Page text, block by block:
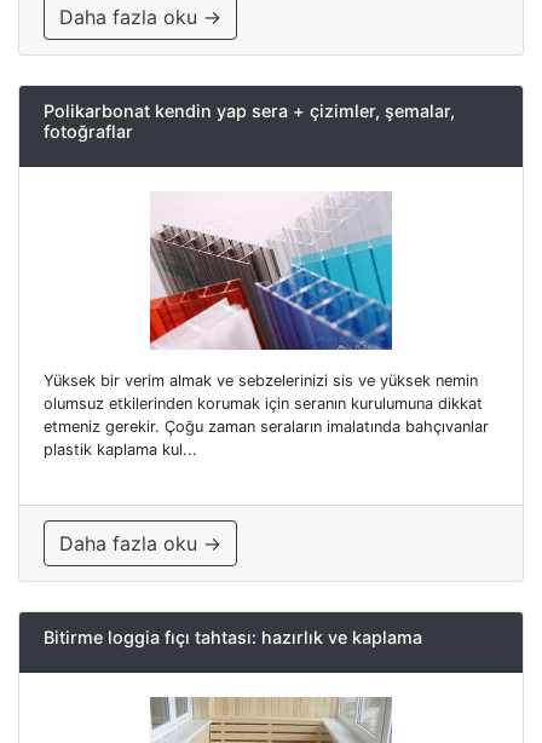
Daha fazla oku →
Polikarbonat kendin yap sera + çizimler, şemalar,
fotoğraflar
Yüksek bir verim almak ve sebzelerinizi sis ve yüksek nemin
olumsuz etkilerinden korumak için seranın kurulumuna dikkat
etmeniz gerekir. Çoğu zaman seraların imalatında bahçıvanlar
plastik kaplama kul...
Daha fazla oku →
Bitirme loggia fıçı tahtası: hazırlık ve kaplama